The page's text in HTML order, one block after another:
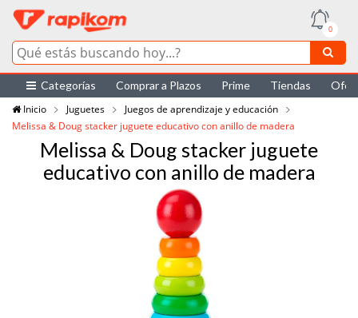
0
Categorías Comprar a Plazos Prime Tiendas
Inicio
Juguetes
Juegos de aprendizaje y educación
Melissa & Doug stacker juguete educativo con anillo de madera
Melissa & Doug stacker juguete
educativo con anillo de madera